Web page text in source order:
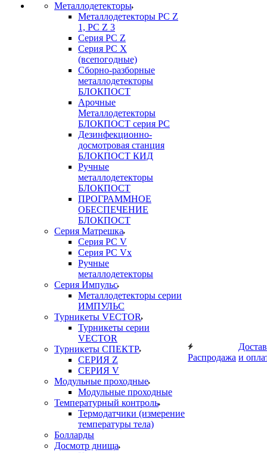
Металлодетекторы
Металлодетекторы РС Z
1, PC Z 3
Серия РС Z
Серия РС X
(всепогодные)
Сборно-разборные
металлодетекторы
БЛОКПОСТ
Арочные
Металлодетекторы
БЛОКПОСТ серия РС
Дезинфекционно-
досмотровая станция
БЛОКПОСТ КИД
Ручные
металлодетекторы
БЛОКПОСТ
ПРОГРАММНОЕ
ОБЕСПЕЧЕНИЕ
БЛОКПОСТ
Серия Матрешка
Серия PC V
Серия PC Vx
Ручные
металлодетекторы
Серия Импульс
Металлодетекторы серии
ИМПУЛЬС
Турникеты VECTOR
Турникеты серии
VECTOR
Турникеты СПЕКТР
СЕРИЯ Z
СЕРИЯ V
Модульные проходные
Модульные проходные
Температурный контроль
Термодатчики (измерение
температуры тела)
Болларды
Досмотр днища
Распродажа и